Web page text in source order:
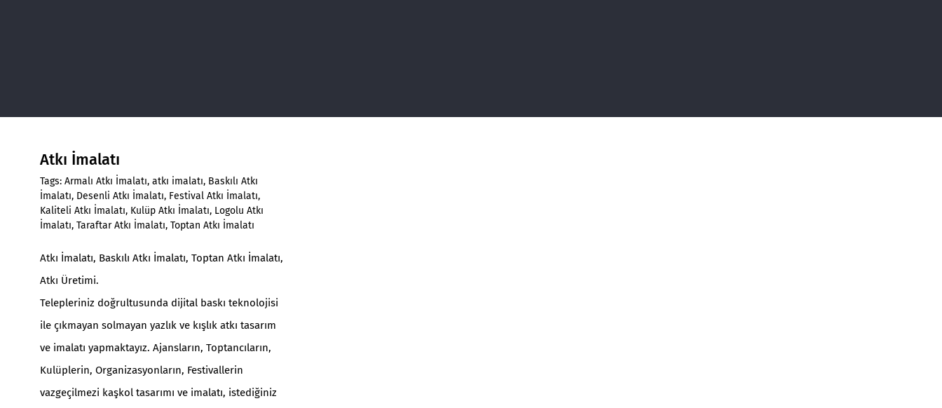
Atkı İmalatı
Tags: Armalı Atkı İmalatı, atkı imalatı, Baskılı Atkı
İmalatı, Desenli Atkı İmalatı, Festival Atkı İmalatı,
Kaliteli Atkı İmalatı, Kulüp Atkı İmalatı, Logolu Atkı
İmalatı, Taraftar Atkı İmalatı, Toptan Atkı İmalatı
Atkı İmalatı, Baskılı Atkı İmalatı, Toptan Atkı İmalatı,
Atkı Üretimi.
Telepleriniz doğrultusunda dijital baskı teknolojisi
ile çıkmayan solmayan yazlık ve kışlık atkı tasarım
ve imalatı yapmaktayız. Ajansların, Toptancıların,
Kulüplerin, Organizasyonların, Festivallerin
vazgeçilmezi kaşkol tasarımı ve imalatı, istediğiniz